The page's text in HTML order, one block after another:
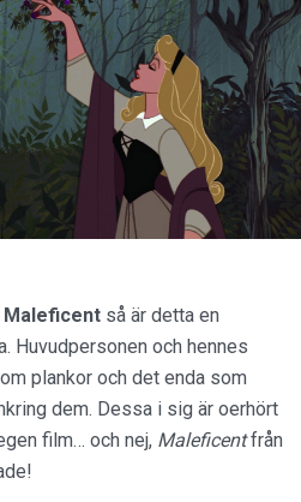
Maleficent så är detta en
Huvudpersonen och hennes
plankor och det enda som
dem. Dessa i sig är oerhört
film… och nej, Maleficentfrån